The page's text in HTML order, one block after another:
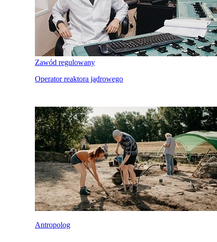
Zawód regulowany
Operator reaktora jądrowego
Antropolog